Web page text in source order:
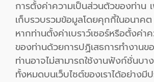
การตั้งค่าความเป็นส่วนตัวของท่าน
เก็บรวบรวมข้อมูลโดยคุกกี้ในอนาค
หากท่านตั้งค่าเบราว์เซอร์หรือตั้งค่า
ของท่านด้วยการปฏิเสธการทำงาน
ท่านอาจไม่สามารถใช้งานฟังก์ชั่นบา
ทั้งหมดบนเว็บไซต์ของเราได้อย่างมี